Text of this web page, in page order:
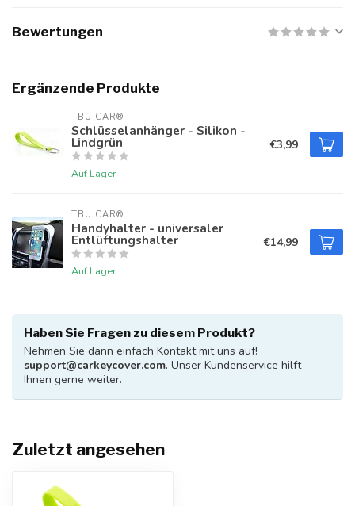
Bewertungen
Ergänzende Produkte
TBU CAR®
Schlüsselanhänger - Silikon -
Lindgrün
Auf Lager
€3,99
TBU CAR®
Handyhalter - universaler
Entlüftungshalter
Auf Lager
€14,99
Haben Sie Fragen zu diesem Produkt?
Nehmen Sie dann einfach Kontakt mit uns auf!
support@carkeycover.com. Unser Kundenservice hilft
Ihnen gerne weiter.
Zuletzt angesehen